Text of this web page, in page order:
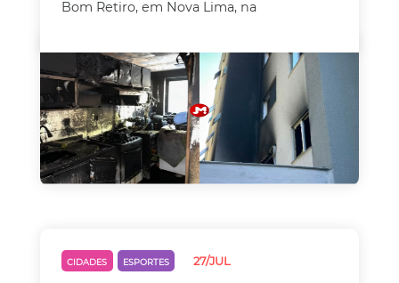
Bom Retiro, em Nova Lima, na
CIDADES ESPORTES 27/JUL